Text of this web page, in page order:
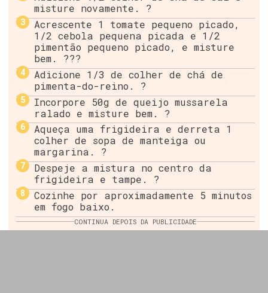
misture novamente. ?
Acrescente 1 tomate pequeno picado,
1/2 cebola pequena picada e 1/2
pimentão pequeno picado, e misture
bem. ???
Adicione 1/3 de colher de chá de
pimenta-do-reino. ?️
Incorpore 50g de queijo mussarela
ralado e misture bem. ?
Aqueça uma frigideira e derreta 1
colher de sopa de manteiga ou
margarina. ?
Despeje a mistura no centro da
frigideira e tampe. ?
Cozinhe por aproximadamente 5 minutos
em fogo baixo.
CONTINUA DEPOIS DA PUBLICIDADE